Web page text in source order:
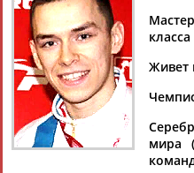
Аслаудин
АБАЕВ
Елена
АБАИМОВА
Тхэквондо (ВТФ)
Живет
мира